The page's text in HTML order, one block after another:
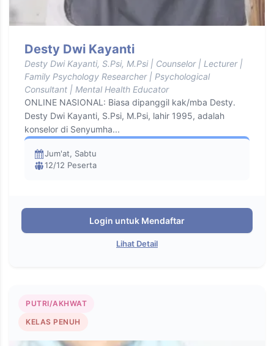
Desty Dwi Kayanti
Desty Dwi Kayanti, S.Psi, M.Psi | Counselor | Lecturer |
Family Psychology Researcher | Psychological
Consultant | Mental Health Educator
ONLINE NASIONAL: Biasa dipanggil kak/mba Desty.
Desty Dwi Kayanti, S.Psi, M.Psi, lahir 1995, adalah
konselor di Senyumha...
Jum'at, Sabtu
12/12 Peserta
Login untuk Mendaftar
Lihat Detail
PUTRI/AKHWAT
KELAS PENUH